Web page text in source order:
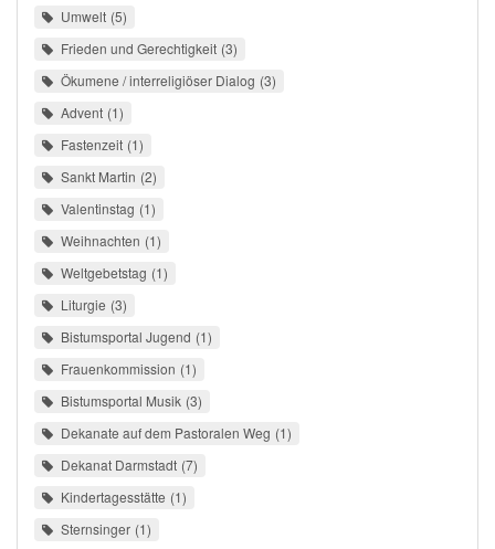
Umwelt 5
Frieden und Gerechtigkeit 3
Ökumene / interreligiöser Dialog 3
Advent 1
Fastenzeit 1
Sankt Martin 2
Valentinstag 1
Weihnachten 1
Weltgebetstag 1
Liturgie 3
Bistumsportal Jugend 1
Frauenkommission 1
Bistumsportal Musik 3
Dekanate auf dem Pastoralen Weg 1
Dekanat Darmstadt 7
Kindertagesstätte 1
Sternsinger 1